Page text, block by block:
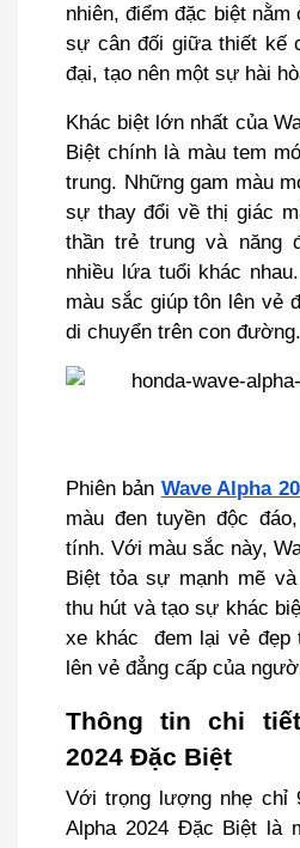
nhiên, điểm đặc biệt nằm
sự cân đối giữa thiết kế
đại, tạo nên một sự hài
Khác biệt lớn nhất của
Biệt chính là màu tem
trung. Những gam màu
sự thay đổi về thị giác
thần trẻ trung và năng
nhiều lứa tuổi khác
màu sắc giúp tôn lên vẻ
di chuyển trên con đường.
Phiên bản Wave Alpha
màu đen tuyền độc
tính. Với màu sắc này,
Biệt tỏa sự mạnh mẽ
thu hút và tạo sự khác
xe khác đem lại vẻ đẹp
lên vẻ đẳng cấp của
Thông tin chi
2024 Đặc Biệt
Với trọng lượng nhẹ chỉ
Alpha 2024 Đặc Biệt là